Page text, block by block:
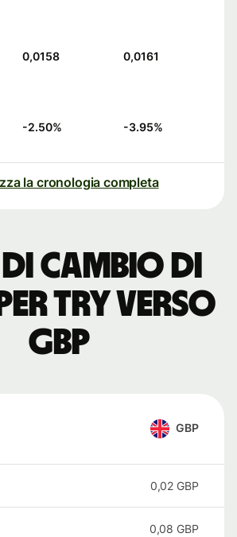
0,0158 0,0161
-2.50% -3.95%
la cronologia completa
cambio di
TRY verso
GBP
GBP
0,02 GBP
0,08 GBP